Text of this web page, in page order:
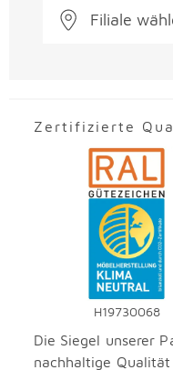
Filiale
Zertifizierte
H19730068
Die Siegel unserer
nachhaltige